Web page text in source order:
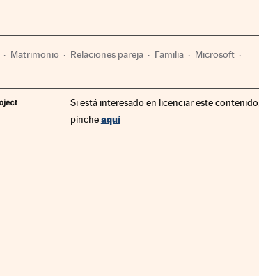
Matrimonio Relaciones pareja Familia Microsoft
Si está interesado en licenciar este contenido,
pincheaquí